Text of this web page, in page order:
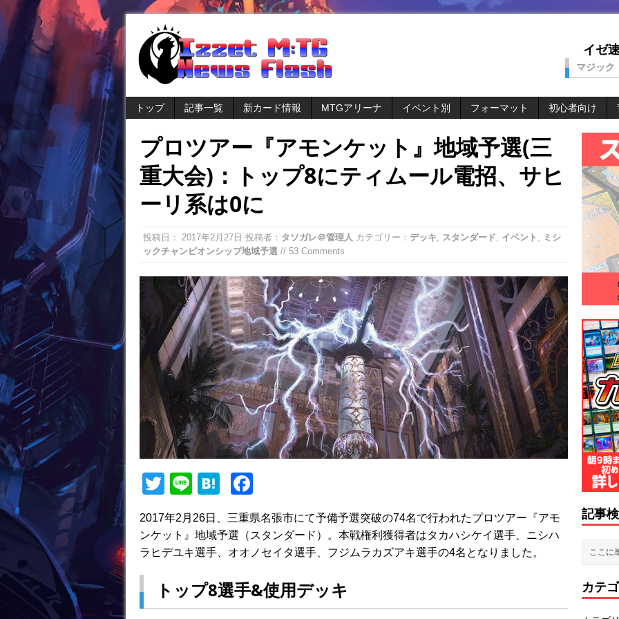
イゼ
マジック
トップ 記事一覧 新カード情報 MTGアリーナ イベント別 フォーマット 初心者向け
プロツアー『アモンケット』地域予選(三
重大会)：トップ8にティムール電招、サヒ
ーリ系は0に
投稿日： 2017年2月27日 投稿者： タソガレ＠管理人 カテゴリー： デッキ, スタンダード, イベント , ミシ
ックチャンピオンシップ地域予選 // 53 Comments
T
itt
er
Li
e
H
e
n
c
e
o
2017年2月26日、三重県名張市にて予備予選突破の74名で行われたプロツアー『アモ
ンケット』地域予選（スタンダード）。本戦権利獲得者はタカハシケイ選手、ニシハ
ラヒデユキ選手、オオノセイタ選手、フジムラカズアキ選手の4名となりました。
トップ8選手&使用デッキ
記事
カテ